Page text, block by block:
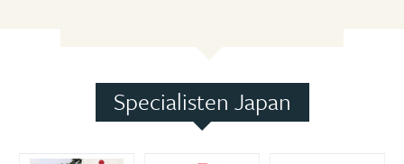
Specialisten Japan